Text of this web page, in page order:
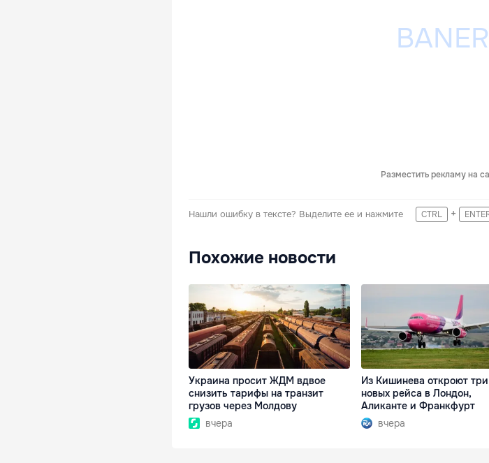
Разместить рекламу на
Нашли ошибку в тексте? Выделите ее и нажмите CTRL +
Похожие новости
Украина просит ЖДМ вдвое
снизить тарифы на транзит
грузов через Молдову
вчера
Из Кишинева откроют три
новых рейса в Лондон,
Аликанте и Франкфурт
вчера